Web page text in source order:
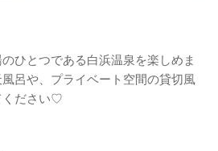
ひとつである白浜温泉を楽しめま
呂や、プライベート空間の貸切風
ください♡